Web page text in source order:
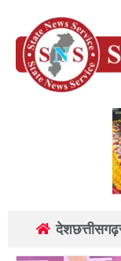
देशछत्तीसगढ़